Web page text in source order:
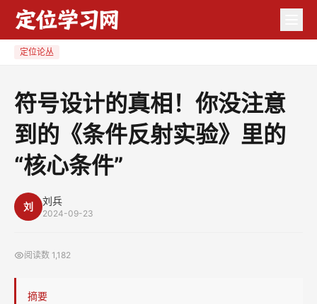
相！
定位论丛
符号设计的真相！你没注意
到的《条件反射实验》里的
“核心条件”
刘 刘兵
2024-09-23
阅读数 1,182
摘要